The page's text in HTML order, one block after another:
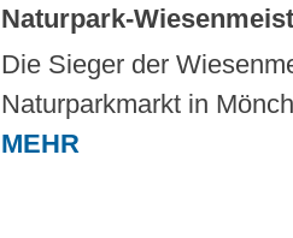
Naturpark-
Die Sieger der
Naturparkmarkt in
MEHR